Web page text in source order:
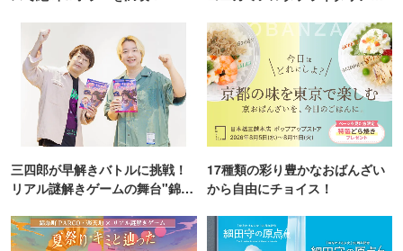
三四郎が早解きバトルに挑戦！
リアル謎解きゲームの舞台"錦糸
17種類の彩り豊かなおばんざい
から自由にチョイス！